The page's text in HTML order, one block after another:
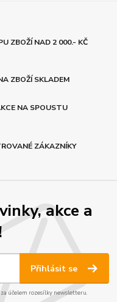
ZBOŽÍ NAD 2 000.- KČ
ZBOŽÍ SKLADEM
NA SPOUSTU
ZÁKAZNÍKY
akce a
Přihlásit se
účelem rozesílky newsletteru.